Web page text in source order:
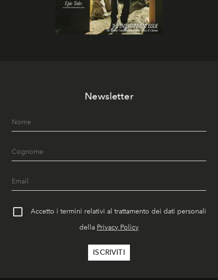
Newsletter
Accetto i termini relativi al trattamento dei dati personali
della Privacy Policy